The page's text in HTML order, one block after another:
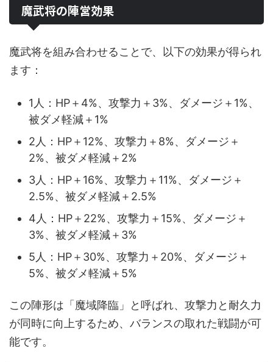
魔武将の陣営効果
魔武将を組み合わせることで、以下の効果が得られ
ます：
1人：HP＋4%、攻撃力＋3%、ダメージ＋1%、
被ダメ軽減＋1%
2人：HP＋12%、攻撃力＋8%、ダメージ＋
2%、被ダメ軽減＋2%
3人：HP＋16%、攻撃力＋11%、ダメージ＋
2.5%、被ダメ軽減＋2.5%
4人：HP＋22%、攻撃力＋15%、ダメージ＋
3%、被ダメ軽減＋3%
5人：HP＋30%、攻撃力＋20%、ダメージ＋
5%、被ダメ軽減＋5%
この陣形は「魔域降臨」と呼ばれ、攻撃力と耐久力
が同時に向上するため、バランスの取れた戦闘が可
能です。